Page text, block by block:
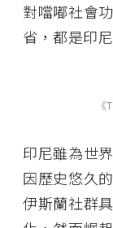
對噹嘟社會
省，都是印
印尼雖為世
因歷史悠久
伊斯蘭社群